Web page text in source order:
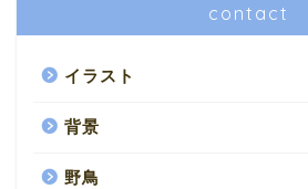
contact
イラスト
背景
野鳥